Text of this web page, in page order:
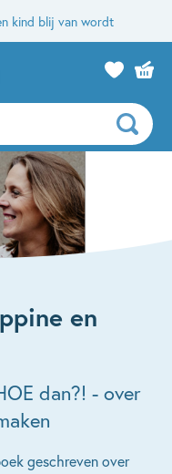
kind blij van wordt
en
dan?! - over
geschreven over